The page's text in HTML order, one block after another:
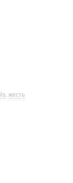
, жесть